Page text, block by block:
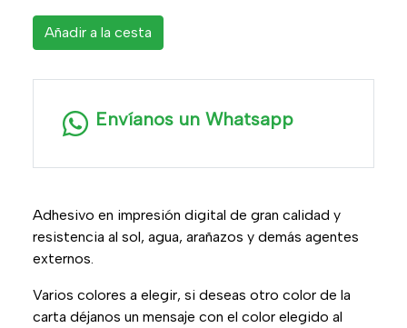
Añadir a la cesta
Envíanos un Whatsapp
Adhesivo en impresión digital de gran calidad y
resistencia al sol, agua, arañazos y demás agentes
externos.
Varios colores a elegir, si deseas otro color de la
carta déjanos un mensaje con el color elegido al